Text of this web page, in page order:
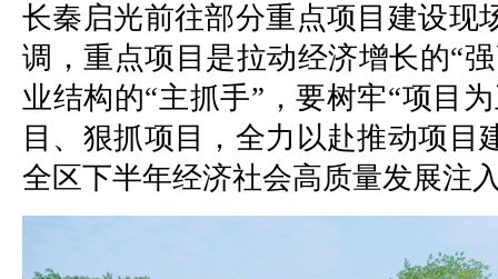
长秦启光前往部分重点项目建设现
调，重点项目是拉动经济增长的“
业结构的“主抓手”，要树牢“项目
目、狠抓项目，全力以赴推动项目
全区下半年经济社会高质量发展注